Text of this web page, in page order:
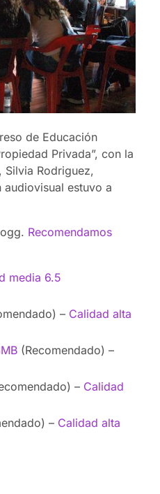
de Educación
Privada”, con la
Silvia Rodriguez,
estuvo a
Recomendamos
media 6.5
– Calidad alta
(Recomendado) –
– Calidad
– Calidad alta